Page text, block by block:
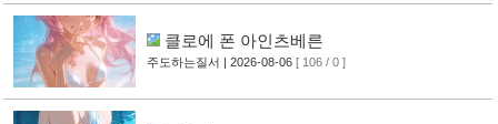
클로에 폰 아인츠베른
주도하는질서 | 2026-08-06 [ 106 / 0 ]